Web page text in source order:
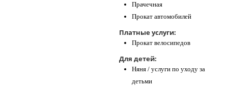
Прачечная
Прокат автомобилей
Платные услуги:
Прокат велосипедов
Для детей:
Няня / услуги по уходу за
детьми